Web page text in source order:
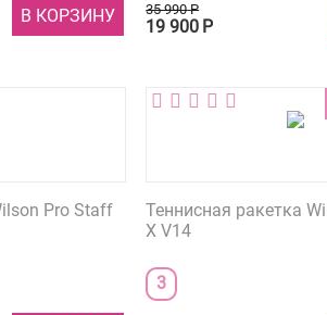
В КОРЗИНУ 35 990 Р
19 900 Р
Pro Staff
Теннисная ракетка
X V14
3